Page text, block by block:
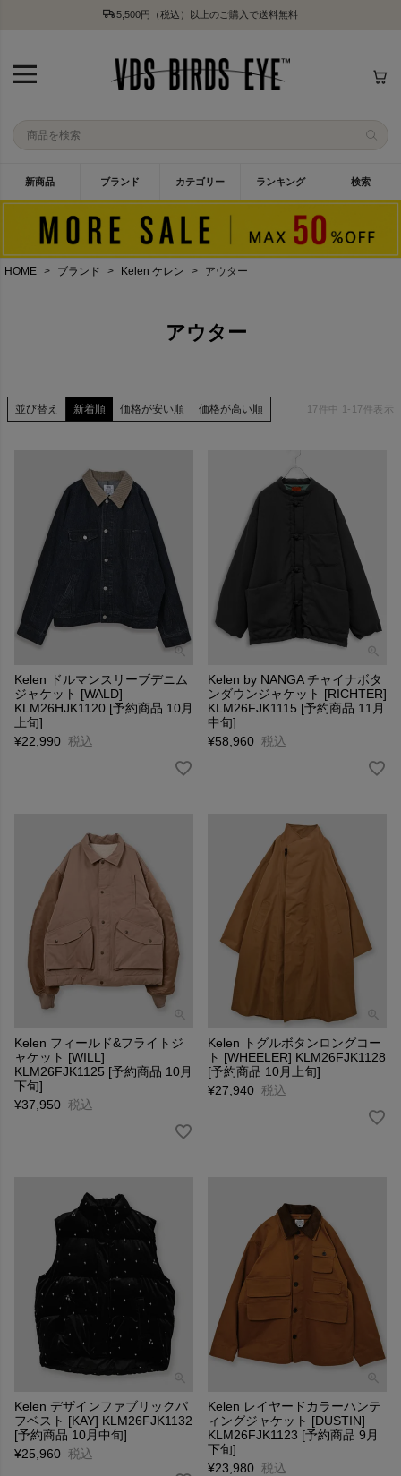
5,500円（税込）以上のご購入で送料無料
新商品 ブランド カテゴリー ランキング 検索
HOME ブランド Kelen ケレン アウター
アウター
並び替え 新着順 価格が安い順 価格が高い順 17 件中 1 - 17 件表示
Kelen ドルマンスリーブデニム
ジャケット [WALD]
KLM26HJK1120 [予約商品 10月
上旬]
¥22,990 税込
Kelen by NANGA チャイナボタ
ンダウンジャケット [RICHTER]
KLM26FJK1115 [予約商品 11月
中旬]
¥58,960 税込
Kelen フィールド&フライトジ
ャケット [WILL]
KLM26FJK1125 [予約商品 10月
下旬]
¥37,950 税込
Kelen トグルボタンロングコー
ト [WHEELER] KLM26FJK1128
[予約商品 10月上旬]
¥27,940 税込
Kelen デザインファブリックパ
フベスト [KAY] KLM26FJK1132
[予約商品 10月中旬]
¥25,960 税込
Kelen レイヤードカラーハンテ
ィングジャケット [DUSTIN]
KLM26FJK1123 [予約商品 9月
下旬]
¥23,980 税込